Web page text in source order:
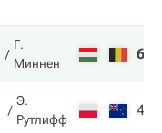
Г.
Миннен
6
Э.
Рутлифф
4